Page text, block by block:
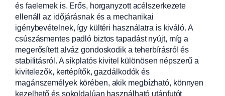
és faelemek is. Erős, horganyzott acélszerkezete
ellenáll az időjárásnak és a mechanikai
igénybevételnek, így kültéri használatra is kiváló. A
csúszásmentes padló biztos tapadást nyújt, míg a
megerősített alváz gondoskodik a teherbírásról és
stabilitásról. A síkplatós kivitel különösen népszerű a
kivitelezők, kertépítők, gazdálkodók és
magánszemélyek körében, akik megbízható, könnyen
kezelhető és sokoldalúan használható utánfutót